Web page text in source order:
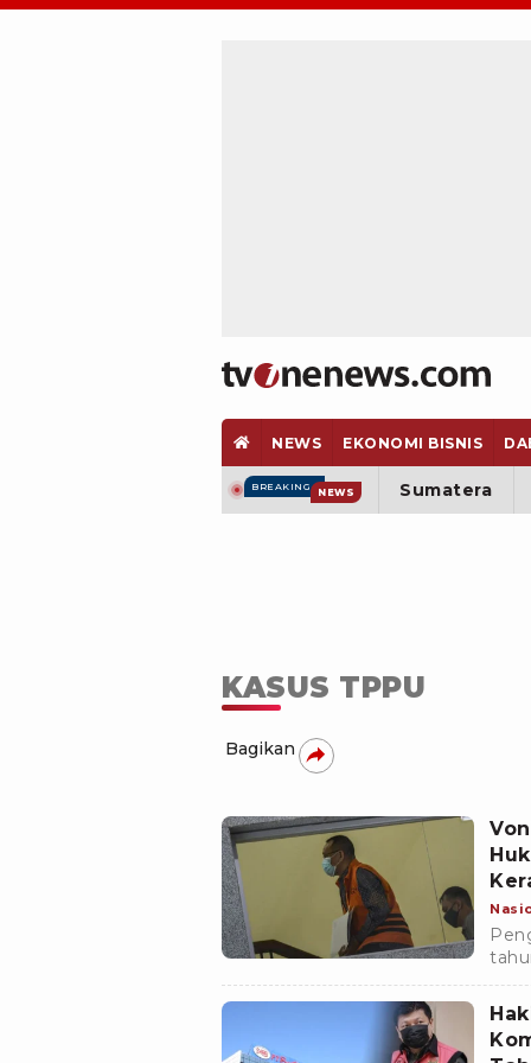
NEWS EKONOMI BISNIS
BREAKING NEWS Sumatera
KASUS TPPU
Bagikan